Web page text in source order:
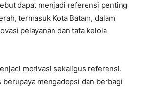
dapat menjadi referensi penting
termasuk Kota Batam, dalam
pelayanan dan tata kelola
motivasi sekaligus referensi.
berupaya mengadopsi dan berbagi